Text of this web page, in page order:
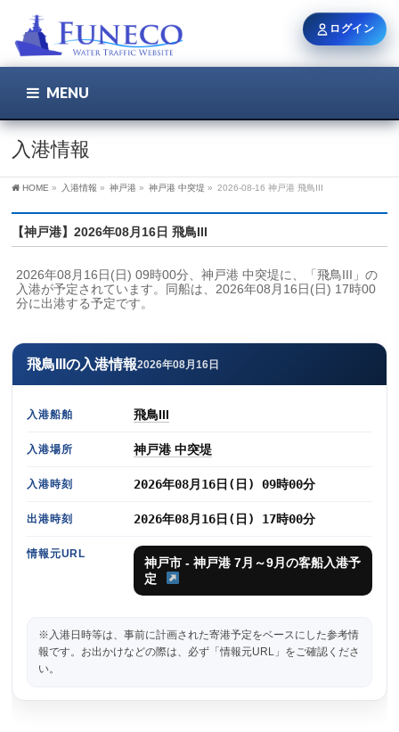
MENU
入港情報
HOME » 入港情報 » 神戸港 » 神戸港 中突堤 » 2026-08-16 神戸港 飛鳥III
【神戸港】2026年08月16日 飛鳥III
2026年08月16日(日) 09時00分、神戸港 中突堤に、「飛鳥III」の
入港が予定されています。同船は、2026年08月16日(日) 17時00
分に出港する予定です。
飛鳥IIIの入港情報2026年08月16日
入港船舶 飛鳥III
入港場所 神戸港 中突堤
入港時刻 2026年08月16日(日) 09時00分
出港時刻 2026年08月16日(日) 17時00分
情報元URL
神戸市 - 神戸港 7月～9月の客船入港予
定
※入港日時等は、事前に計画された寄港予定をベースにした参考情
報です。お出かけなどの際は、必ず「情報元URL」をご確認くださ
い。
ログイン
ユーザー名 / メール
ログイン状態を保持
新規登録 パスワードを忘れた方